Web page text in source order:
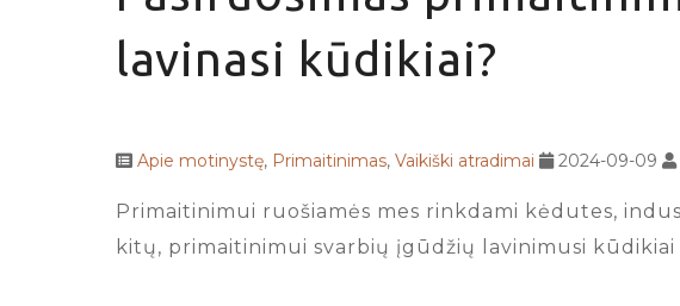
lavinasi kūdikiai?
Apie motinystę, Primaitinimas, Vaikiški atradimai 2024-09-09
Primaitinimui ruošiamės mes rinkdami kėdutes,
kitų, primaitinimui svarbių įgūdžių lavinimusi kūdikiai